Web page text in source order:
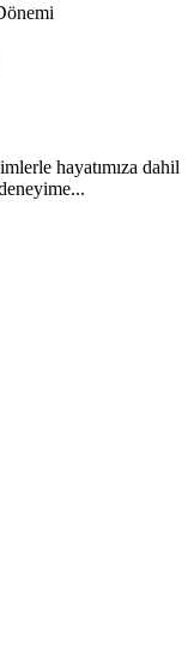
hayatımıza dahil